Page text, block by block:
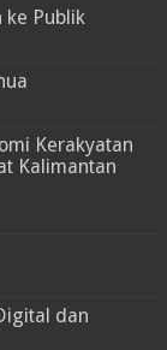
ke Publik
Kerakyatan
Kalimantan
dan